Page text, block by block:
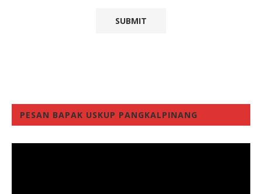
PESAN BAPAK USKUP PANGKALPINANG